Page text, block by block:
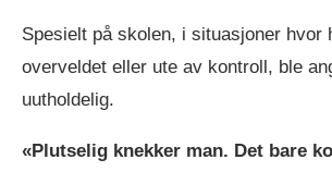
Spesielt på skolen, i situasjoner hvor
overveldet eller ute av kontroll, ble
uutholdelig.
«Plutselig knekker man. Det bare